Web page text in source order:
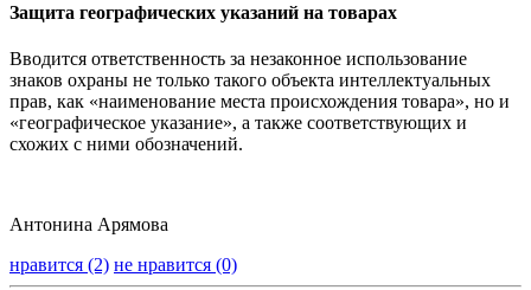
Защита географических указаний на товарах
Вводится ответственность за незаконное использование
знаков охраны не только такого объекта интеллектуальных
прав, как «наименование места происхождения товара», но и
«географическое указание», а также соответствующих и
схожих с ними обозначений.
Антонина Арямова
нравится (2) не нравится (0)